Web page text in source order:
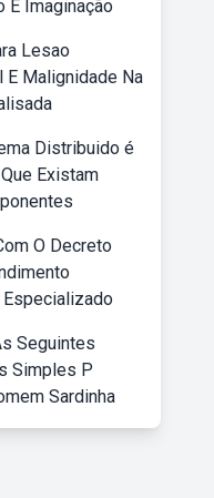
E Imaginação
Lesao
E Malignidade Na
Distribuido é
Existam
O Decreto
Especializado
Seguintes
Simples P
Sardinha